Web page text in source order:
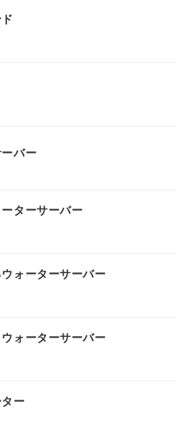
バー
ターサーバー
ォーターサーバー
ォーターサーバー
ー